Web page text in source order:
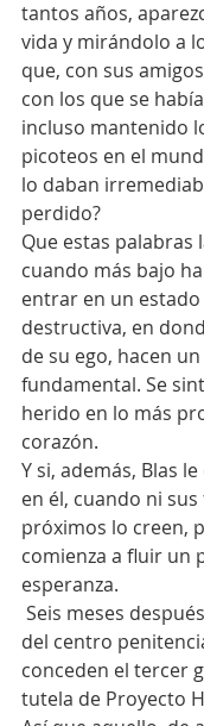
tantos años,
vida y mirándolo a
que, con sus
con los que se
incluso mantenido
picoteos en el
lo daban
perdido?
Que estas palabras
cuando más bajo
entrar en un
destructiva, en
de su ego, hacen
fundamental. Se
herido en lo más
corazón.
Y si, además, Blas
en él, cuando ni
próximos lo creen,
comienza a fluir un
esperanza.
Seis meses
del centro
conceden el tercer
tutela de Proyecto